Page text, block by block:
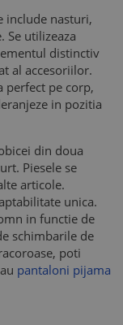
include nasturi,
Se utilizeaza
distinctiv
al accesoriilor.
perfect pe corp,
in pozitia
din doua
Piesele se
articole.
unica.
in functie de
schimbarile de
poti
pantaloni pijama